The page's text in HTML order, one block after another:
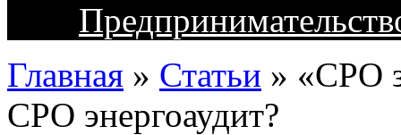
Главная » Статьи » «СРО
СРО энергоаудит?